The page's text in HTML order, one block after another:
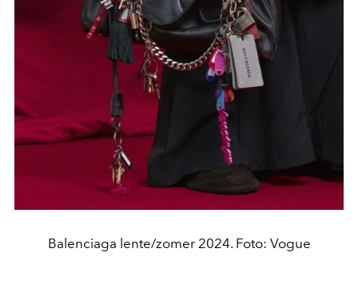
Balenciaga lente/zomer 2024. Foto: Vogue